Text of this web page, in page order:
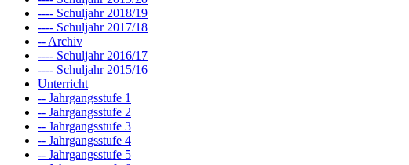
---- Schuljahr 2018/19
---- Schuljahr 2017/18
-- Archiv
---- Schuljahr 2016/17
---- Schuljahr 2015/16
Unterricht
-- Jahrgangsstufe 1
-- Jahrgangsstufe 2
-- Jahrgangsstufe 3
-- Jahrgangsstufe 4
-- Jahrgangsstufe 5